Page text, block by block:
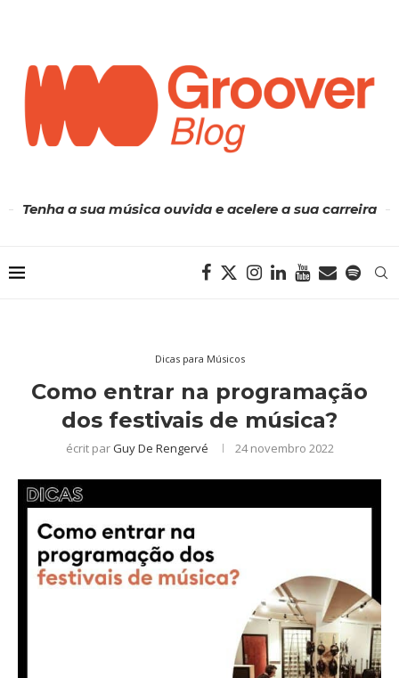
Tenha a sua música ouvida e acelere a sua carreira
Dicas para Músicos
Como entrar na programação
dos festivais de música?
écrit parGuy De Rengervé 24 novembro 2022